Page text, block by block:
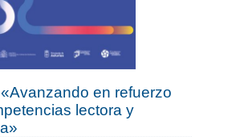
en refuerzo
lectora y